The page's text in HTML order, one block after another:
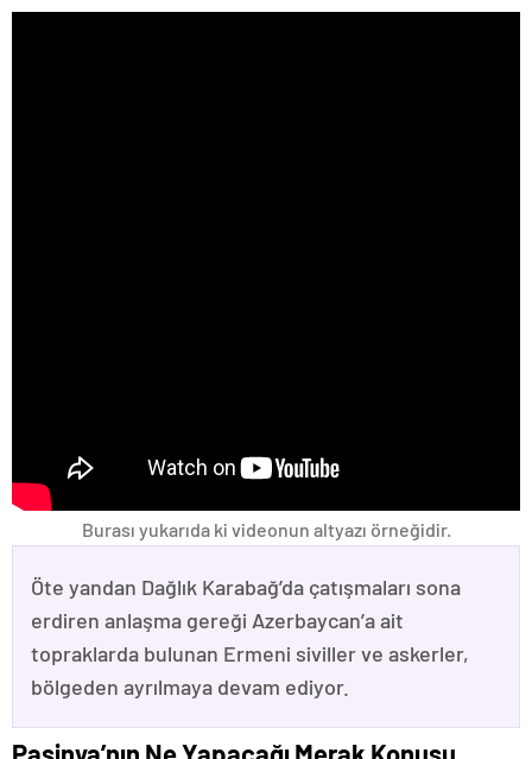
Burası yukarıda ki videonun altyazı örneğidir.
Öte yandan Dağlık Karabağ’da çatışmaları sona
erdiren anlaşma gereği Azerbaycan’a ait
topraklarda bulunan Ermeni siviller ve askerler,
bölgeden ayrılmaya devam ediyor.